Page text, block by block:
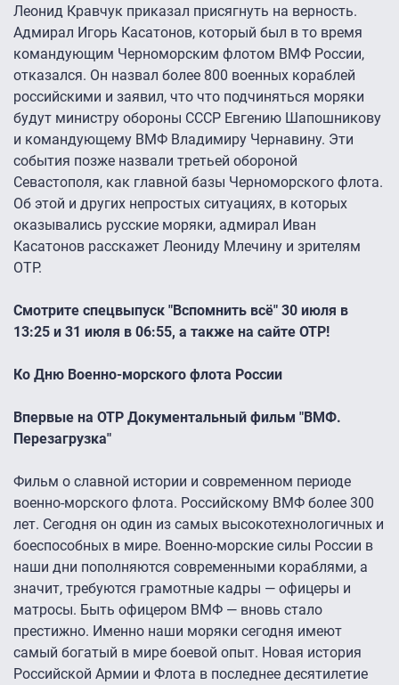
Леонид Кравчук приказал присягнуть на верность.
Адмирал Игорь Касатонов, который был в то время
командующим Черноморским флотом ВМФ России,
отказался. Он назвал более 800 военных кораблей
российскими и заявил, что что подчиняться моряки
будут министру обороны СССР Евгению Шапошникову
и командующему ВМФ Владимиру Чернавину. Эти
события позже назвали третьей обороной
Севастополя, как главной базы Черноморского флота.
Об этой и других непростых ситуациях, в которых
оказывались русские моряки, адмирал Иван
Касатонов расскажет Леониду Млечину и зрителям
ОТР.
Смотрите спецвыпуск "Вспомнить всё" 30 июля в
13:25 и 31 июля в 06:55, а также на сайте ОТР!
Ко Дню Военно-морского флота России
Впервые на ОТР Документальный фильм "ВМФ.
Перезагрузка"
Фильм о славной истории и современном периоде
военно-морского флота. Российскому ВМФ более 300
лет. Сегодня он один из самых высокотехнологичных и
боеспособных в мире. Военно-морские силы России в
наши дни пополняются современными кораблями, а
значит, требуются грамотные кадры — офицеры и
матросы. Быть офицером ВМФ — вновь стало
престижно. Именно наши моряки сегодня имеют
самый богатый в мире боевой опыт. Новая история
Российской Армии и Флота в последнее десятилетие